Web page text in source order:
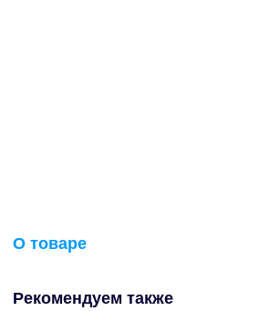
О товаре
Рекомендуем также